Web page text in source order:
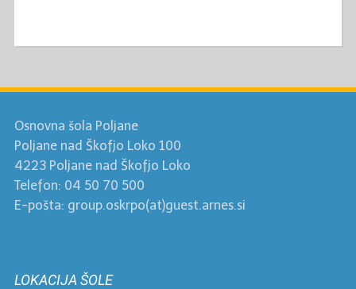
Osnovna šola Poljane
Poljane nad Škofjo Loko 100
4223 Poljane nad Škofjo Loko
Telefon: 04 50 70 500
E-pošta: group.oskrpo(at)guest.arnes.si
LOKACIJA ŠOLE